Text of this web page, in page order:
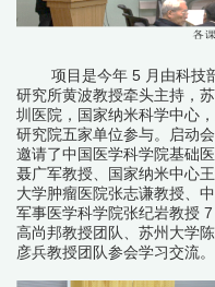
项目是今年 5 月由科技
研究所黄波教授牵头主持，
圳医院，国家纳米科学中心
研究院五家单位参与。启动
邀请了中国医学科学院基础
聂广军教授、国家纳米中心
大学肿瘤医院张志谦教授、
军事医学科学院张纪岩教授 7
高尚邦教授团队、苏州大学
彦兵教授团队参会学习交流。